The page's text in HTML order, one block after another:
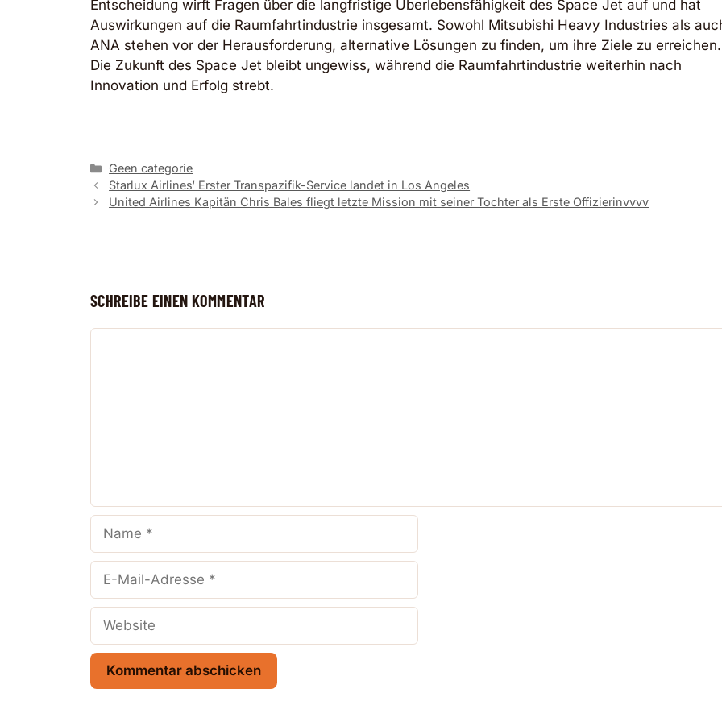
Entscheidung wirft Fragen über die langfristige Überlebensfähigkeit des Space Jet auf und hat
Auswirkungen auf die Raumfahrtindustrie insgesamt. Sowohl Mitsubishi Heavy Industries als
ANA stehen vor der Herausforderung, alternative Lösungen zu finden, um ihre Ziele zu erreichen.
Die Zukunft des Space Jet bleibt ungewiss, während die Raumfahrtindustrie weiterhin nach
Innovation und Erfolg strebt.
Kategorien
Geen categorie
Starlux Airlines‘ Erster Transpazifik-Service landet in Los Angeles
United Airlines Kapitän Chris Bales fliegt letzte Mission mit seiner Tochter als Erste Offizierinvvvv
SCHREIBE EINEN KOMMENTAR
Name
Adresse
Website